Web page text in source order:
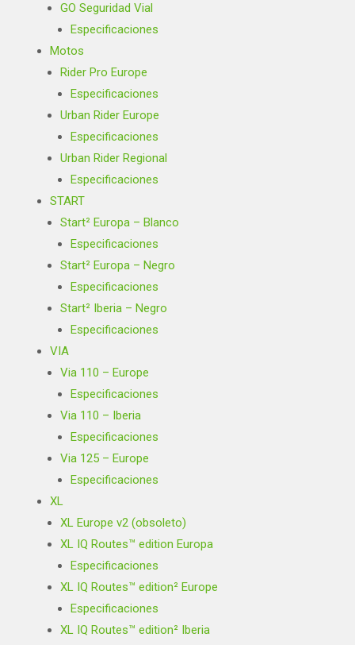
GO Seguridad Vial
Especificaciones
Motos
Rider Pro Europe
Especificaciones
Urban Rider Europe
Especificaciones
Urban Rider Regional
Especificaciones
START
Start² Europa – Blanco
Especificaciones
Start² Europa – Negro
Especificaciones
Start² Iberia – Negro
Especificaciones
VIA
Via 110 – Europe
Especificaciones
Via 110 – Iberia
Especificaciones
Via 125 – Europe
Especificaciones
XL
XL Europe v2 (obsoleto)
XL IQ Routes™ edition Europa
Especificaciones
XL IQ Routes™ edition² Europe
Especificaciones
XL IQ Routes™ edition² Iberia